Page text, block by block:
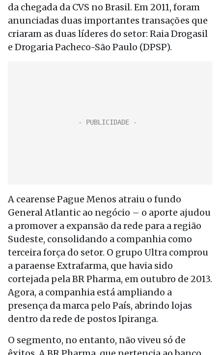
da chegada da CVS no Brasil. Em 2011, foram
anunciadas duas importantes transações que
criaram as duas líderes do setor: Raia Drogasil
e Drogaria Pacheco-São Paulo (DPSP).
A cearense Pague Menos atraiu o fundo
General Atlantic ao negócio – o aporte ajudou
a promover a expansão da rede para a região
Sudeste, consolidando a companhia como
terceira força do setor. O grupo Ultra comprou
a paraense Extrafarma, que havia sido
cortejada pela BR Pharma, em outubro de 2013.
Agora, a companhia está ampliando a
presença da marca pelo País, abrindo lojas
dentro da rede de postos Ipiranga.
O segmento, no entanto, não viveu só de